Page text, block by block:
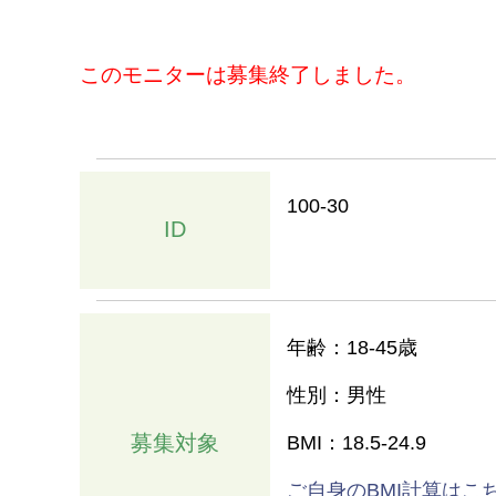
このモニターは募集終了しました。
ID
100-30
募集対象
年齢：18-45歳
性別：男性
BMI：18.5-24.9
ご自身のBMI計算はこ